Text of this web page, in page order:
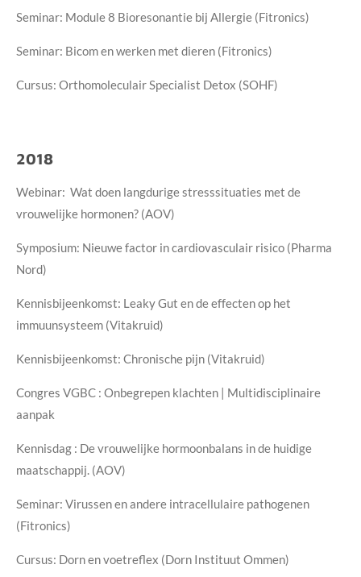
Seminar: Module 8 Bioresonantie bij Allergie (Fitronics)
Seminar: Bicom en werken met dieren (Fitronics)
Cursus: Orthomoleculair Specialist Detox (SOHF)
2018
Webinar: Wat doen langdurige stresssituaties met de
vrouwelijke hormonen? (AOV)
Symposium: Nieuwe factor in cardiovasculair risico (Pharma
Nord)
Kennisbijeenkomst: Leaky Gut en de effecten op het
immuunsysteem (Vitakruid)
Kennisbijeenkomst: Chronische pijn (Vitakruid)
Congres VGBC : Onbegrepen klachten | Multidisciplinaire
aanpak
Kennisdag : De vrouwelijke hormoonbalans in de huidige
maatschappij. (AOV)
Seminar: Virussen en andere intracellulaire pathogenen
(Fitronics)
Cursus: Dorn en voetreflex (Dorn Instituut Ommen)